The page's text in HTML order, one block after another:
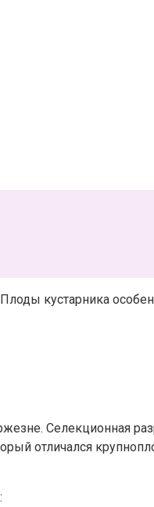
кустарника
Селекционная
отличался